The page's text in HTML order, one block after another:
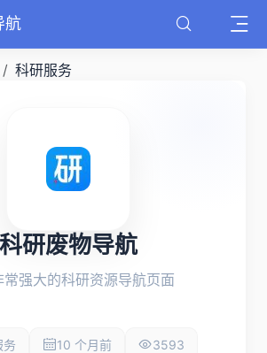
航
科研服务
科研废物导航
常强大的科研资源导航页面
务 10 个月前 3593